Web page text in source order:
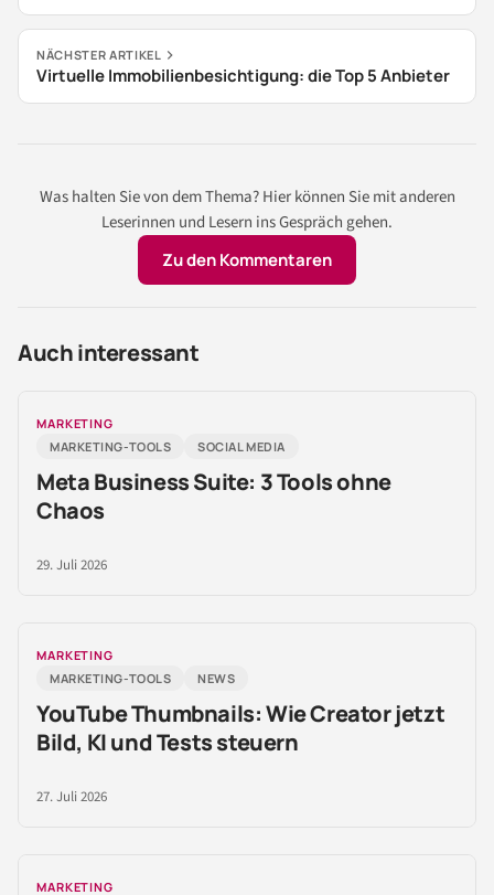
NÄCHSTER ARTIKEL
Virtuelle Immobilienbesichtigung: die Top 5 Anbieter
Was halten Sie von dem Thema? Hier können Sie mit anderen
Leserinnen und Lesern ins Gespräch gehen.
Zu den Kommentaren
Auch interessant
MARKETING
MARKETING-TOOLS
SOCIAL MEDIA
Meta Business Suite: 3 Tools ohne
Chaos
29. Juli 2026
MARKETING
MARKETING-TOOLS
NEWS
YouTube Thumbnails: Wie Creator jetzt
Bild, KI und Tests steuern
27. Juli 2026
MARKETING